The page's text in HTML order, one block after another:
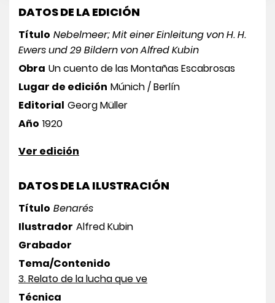
DATOS DE LA EDICIÓN
Título Nebelmeer; Mit einer Einleitung von H. H.
Ewers und 29 Bildern von Alfred Kubin
Obra Un cuento de las Montañas Escabrosas
Lugar de edición Múnich / Berlín
Editorial Georg Müller
Año 1920
Ver edición
DATOS DE LA ILUSTRACIÓN
Título Benarés
Ilustrador Alfred Kubin
Grabador
Tema/Contenido
3. Relato de la lucha que ve
Técnica